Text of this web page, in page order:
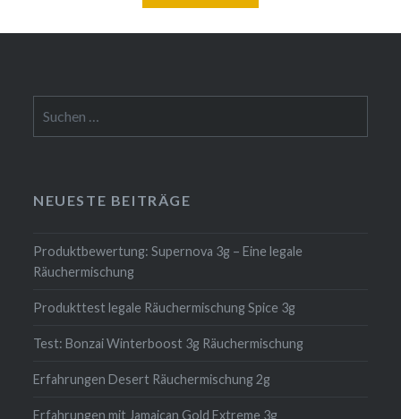
nach:
NEUESTE BEITRÄGE
Produktbewertung: Supernova 3g – Eine legale
Räuchermischung
Produkttest legale Räuchermischung Spice 3g
Test: Bonzai Winterboost 3g Räuchermischung
Erfahrungen Desert Räuchermischung 2g
Erfahrungen mit Jamaican Gold Extreme 3g